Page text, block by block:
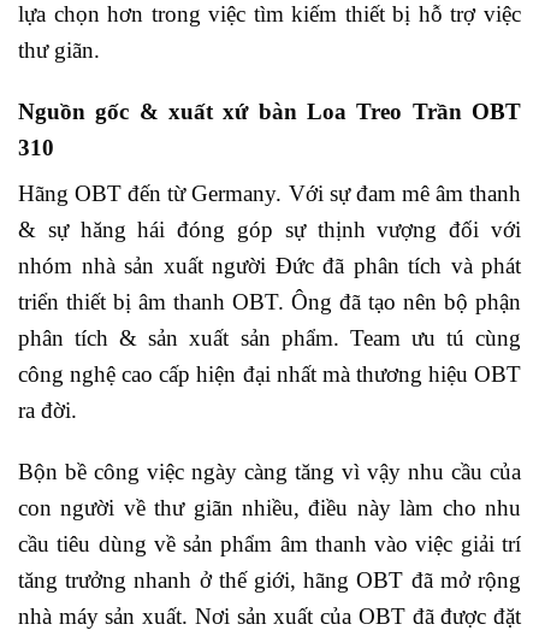
lựa chọn hơn trong việc tìm kiếm thiết bị hỗ trợ việc
thư giãn.
Nguồn gốc & xuất xứ bàn Loa Treo Trần OBT
310
Hãng OBT đến từ Germany. Với sự đam mê âm thanh
& sự hăng hái đóng góp sự thịnh vượng đối với
nhóm nhà sản xuất người Đức đã phân tích và phát
triển thiết bị âm thanh OBT. Ông đã tạo nên bộ phận
phân tích & sản xuất sản phẩm. Team ưu tú cùng
công nghệ cao cấp hiện đại nhất mà thương hiệu OBT
ra đời.
Bộn bề công việc ngày càng tăng vì vậy nhu cầu của
con người về thư giãn nhiều, điều này làm cho nhu
cầu tiêu dùng về sản phẩm âm thanh vào việc giải trí
tăng trưởng nhanh ở thế giới, hãng OBT đã mở rộng
nhà máy sản xuất. Nơi sản xuất của OBT đã được đặt